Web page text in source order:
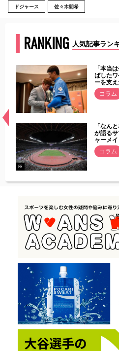
ドジャース 佐々木朗希
RANKING 人気記事ラン
常
「本当
ばした
ーを支
コラム
PR
「なん
が語る
ャーメ
コラム